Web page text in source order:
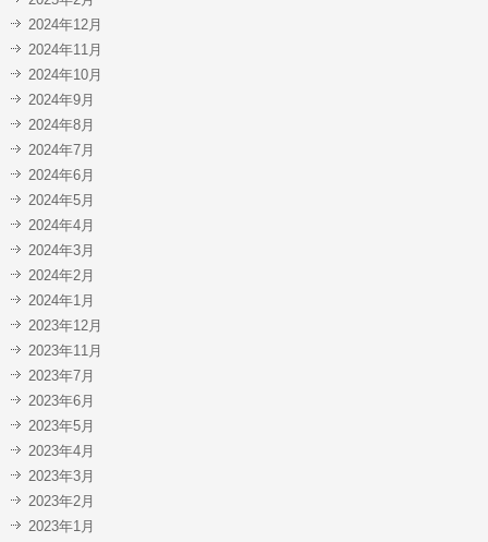
2024年12月
2024年11月
2024年10月
2024年9月
2024年8月
2024年7月
2024年6月
2024年5月
2024年4月
2024年3月
2024年2月
2024年1月
2023年12月
2023年11月
2023年7月
2023年6月
2023年5月
2023年4月
2023年3月
2023年2月
2023年1月